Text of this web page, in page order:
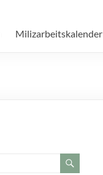
Milizarbeitskalender